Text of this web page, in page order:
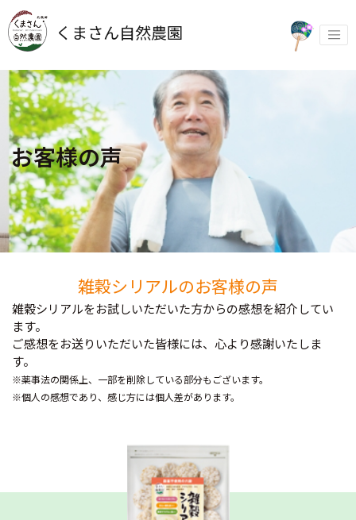
Skip
to
content
くまさん自然農園
お客様の声
雑穀シリアルのお客様の声
雑穀シリアルをお試しいただいた方からの感想を紹介してい
ます。
ご感想をお送りいただいた皆様には、心より感謝いたしま
す。
※薬事法の関係上、一部を削除している部分もございます。
※個人の感想であり、感じ方には個人差があります。